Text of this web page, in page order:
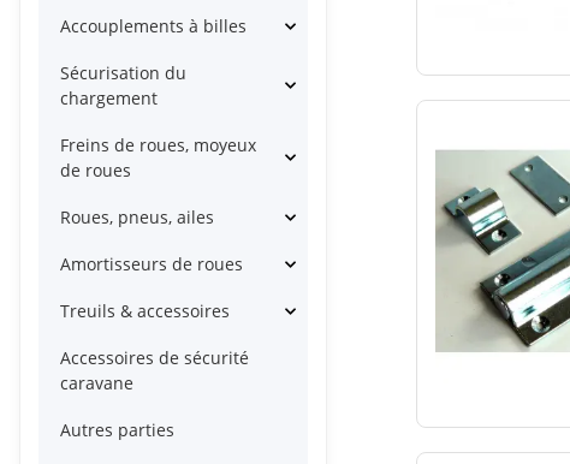
Accouplements à billes
Sécurisation du
chargement
Freins de roues, moyeux
de roues
Roues, pneus, ailes
Amortisseurs de roues
Treuils & accessoires
Accessoires de sécurité
caravane
Autres parties